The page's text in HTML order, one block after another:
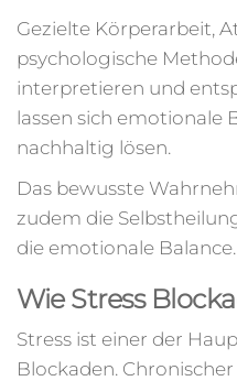
Gezielte Körperarbeit,
psychologische
interpretieren und
lassen sich emotionale
nachhaltig lösen.
Das bewusste
zudem die
die emotionale Balance.
Wie Stress
Stress ist einer der
Blockaden.